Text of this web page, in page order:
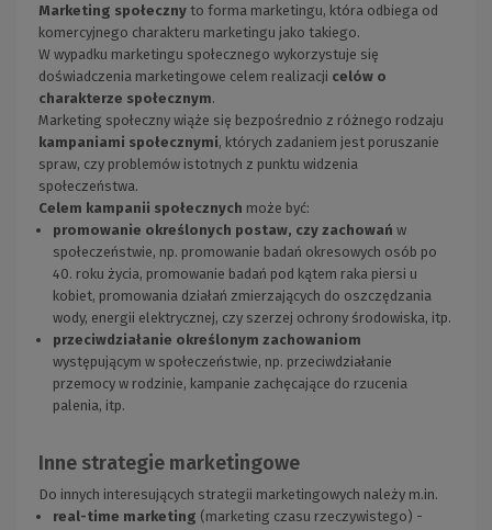
Marketing społeczny to forma marketingu, która odbiega od
komercyjnego charakteru marketingu jako takiego.
W wypadku marketingu społecznego wykorzystuje się
doświadczenia marketingowe celem realizacji celów o
charakterze społecznym.
Marketing społeczny wiąże się bezpośrednio z różnego rodzaju
kampaniami społecznymi, których zadaniem jest poruszanie
spraw, czy problemów istotnych z punktu widzenia
społeczeństwa.
Celem kampanii społecznych może być:
promowanie określonych postaw, czy zachowań w
społeczeństwie, np. promowanie badań okresowych osób po
40. roku życia, promowanie badań pod kątem raka piersi u
kobiet, promowania działań zmierzających do oszczędzania
wody, energii elektrycznej, czy szerzej ochrony środowiska, itp.
przeciwdziałanie określonym zachowaniom
występującym w społeczeństwie, np. przeciwdziałanie
przemocy w rodzinie, kampanie zachęcające do rzucenia
palenia, itp.
Inne strategie marketingowe
Do innych interesujących strategii marketingowych należy m.in.
real-time marketing (marketing czasu rzeczywistego) -